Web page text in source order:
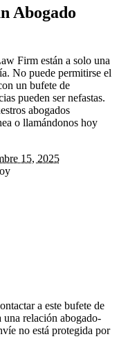
Abogado
Firm están a solo una
No puede permitirse el
un bufete de
pueden ser nefastas.
abogados
o llamándonos hoy
15, 2025
a este bufete de
una relación abogado-
no está protegida por